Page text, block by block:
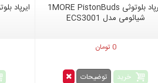
ایرپاد بلوتوثی 1MORE PistonBuds
شیائومی مدل ECS3001
0 تومان
خرید توضیحات